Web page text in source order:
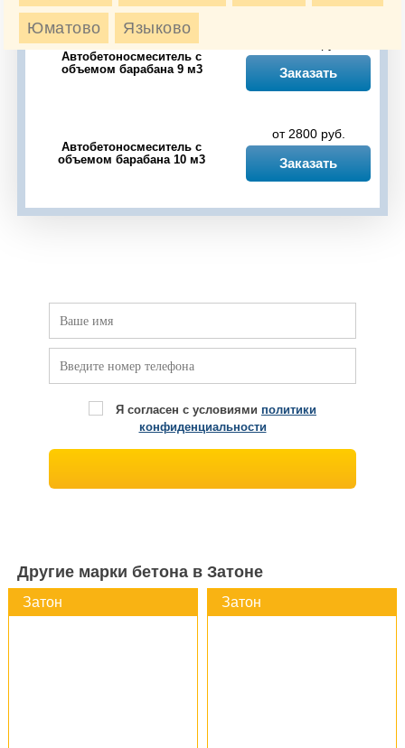
Юматово Языково
Автобетоносмеситель с
объемом барабана 9 м3
Заказать
Автобетоносмеситель с
объемом барабана 10 м3
от 2800 руб.
Заказать
Я согласен с условиями политики
конфиденциальности
Другие марки бетона в Затоне
Затон Затон